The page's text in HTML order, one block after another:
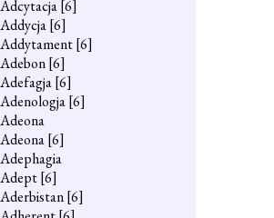
Adcytacja[6]
Addycja[6]
Addytament[6]
Adebon[6]
Adefagja[6]
Adenologja[6]
Adeona
Adeona[6]
Adephagia
Adept[6]
Aderbistan[6]